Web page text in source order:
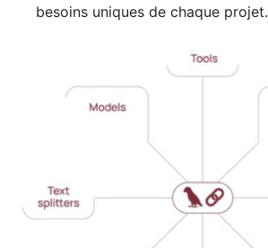
besoins uniques de chaque projet.